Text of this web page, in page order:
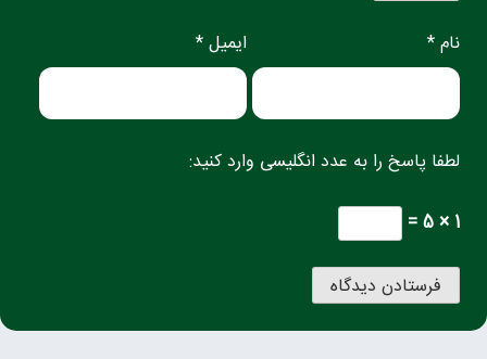
نام * ایمیل *
لطفا پاسخ را به عدد انگلیسی وارد کنید:
1 × 5 =